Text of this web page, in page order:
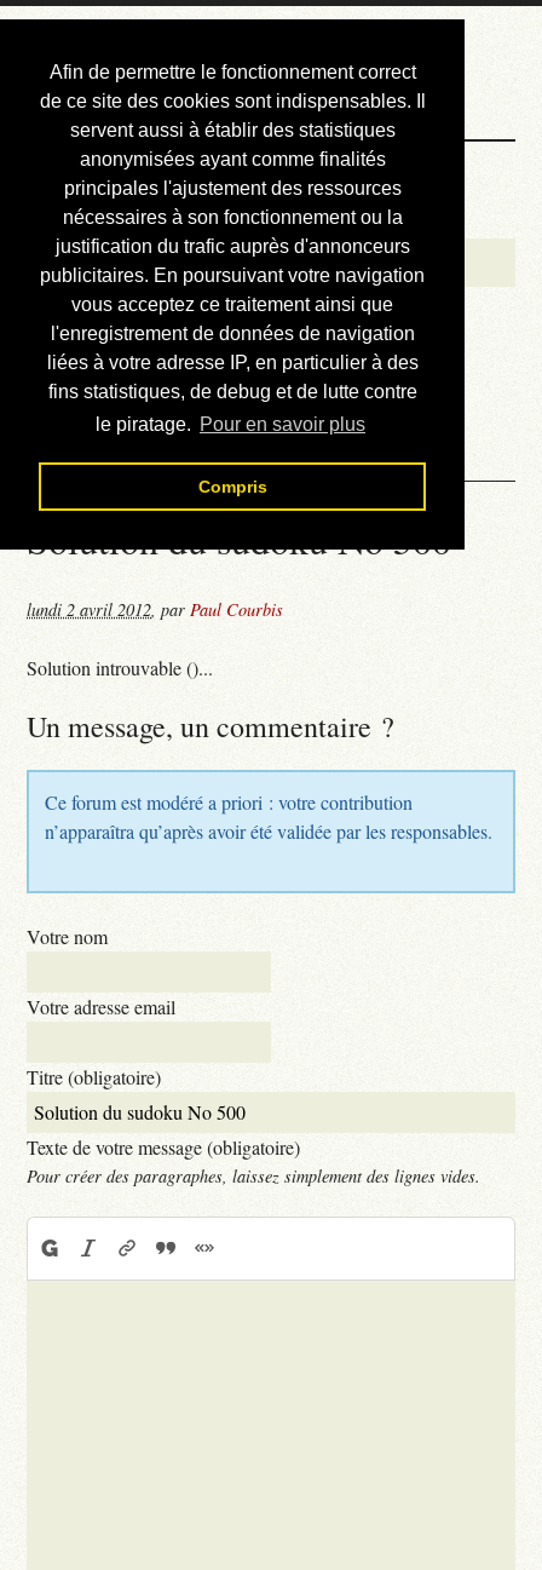
Afin de permettre le fonctionnement correct
de ce site des cookies sont indispensables. Il
servent aussi à établir des statistiques
anonymisées ayant comme finalités
principales l'ajustement des ressources
nécessaires à son fonctionnement ou la
justification du trafic auprès d'annonceurs
publicitaires. En poursuivant votre navigation
vous acceptez ce traitement ainsi que
l'enregistrement de données de navigation
liées à votre adresse IP, en particulier à des
fins statistiques, de debug et de lutte contre
le piratage. Pour en savoir plus
Compris
Courbis, « LE »
Blog Officiel
Bienvenue
Réalisations
Divers (et d’été)
Annonces
Liens externes
Téléchargement
Contact
Solution du sudoku No 500
lundi 2 avril 2012,parPaul Courbis
Solution introuvable ()...
Un message, un commentaire ?
Ce forum est modéré a priori : votre contribution
n’apparaîtra qu’après avoir été validée par les responsables.
Votre nom
Votre adresse email
Titre (obligatoire)
Texte de votre message (obligatoire)
Pour créer des paragraphes, laissez simplement des lignes vides.